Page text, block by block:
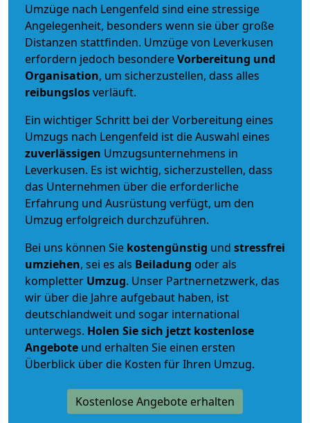
Umzüge nach Lengenfeld sind eine stressige
Angelegenheit, besonders wenn sie über große
Distanzen stattfinden. Umzüge von Leverkusen
erfordern jedoch besondereVorbereitung und
Organisation, um sicherzustellen, dass alles
reibungslosverläuft.
Ein wichtiger Schritt bei der Vorbereitung eines
Umzugs nach Lengenfeld ist die Auswahl eines
zuverlässigen Umzugsunternehmens in
Leverkusen. Es ist wichtig, sicherzustellen, dass
das Unternehmen über die erforderliche
Erfahrung und Ausrüstung verfügt, um den
Umzug erfolgreich durchzuführen.
Bei uns können Sie kostengünstig und stressfrei
umziehen, sei es als Beiladung oder als
kompletter Umzug. Unser Partnernetzwerk, das
wir über die Jahre aufgebaut haben, ist
deutschlandweit und sogar international
unterwegs. Holen Sie sich jetzt kostenlose
Angebote und erhalten Sie einen ersten
Überblick über die Kosten für Ihren Umzug.
Kostenlose Angebote erhalten